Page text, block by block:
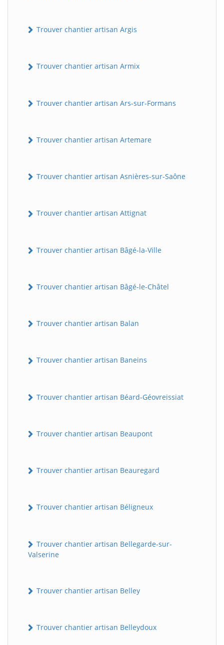
Trouver chantier artisan Argis
Trouver chantier artisan Armix
Trouver chantier artisan Ars-sur-Formans
Trouver chantier artisan Artemare
Trouver chantier artisan Asnières-sur-Saône
Trouver chantier artisan Attignat
Trouver chantier artisan Bâgé-la-Ville
Trouver chantier artisan Bâgé-le-Châtel
Trouver chantier artisan Balan
Trouver chantier artisan Baneins
Trouver chantier artisan Béard-Géovreissiat
Trouver chantier artisan Beaupont
Trouver chantier artisan Beauregard
Trouver chantier artisan Béligneux
Trouver chantier artisan Bellegarde-sur-
Valserine
Trouver chantier artisan Belley
Trouver chantier artisan Belleydoux